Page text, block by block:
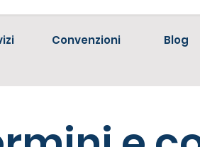
Convenzioni Blog